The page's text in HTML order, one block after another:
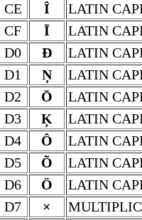
CE Î
LATIN
CF Ī
LATIN
D0 Đ
LATIN
D1 Ņ
LATIN
D2 Ō
LATIN
D3 Ķ
LATIN
D4 Ô
LATIN
D5 Õ
LATIN
D6 Ö
LATIN
D7 ×